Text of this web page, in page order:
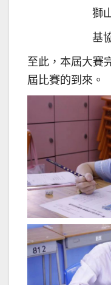
獅
基
至此，本屆大賽
屆比賽的到來。